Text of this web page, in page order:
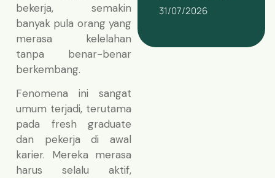
bekerja, semakin
banyak pula orang yang
merasa kelelahan
tanpa benar-benar
berkembang.
Fenomena ini sangat
umum terjadi, terutama
pada fresh graduate
dan pekerja di awal
karier. Mereka merasa
harus selalu aktif,
31/07/2026